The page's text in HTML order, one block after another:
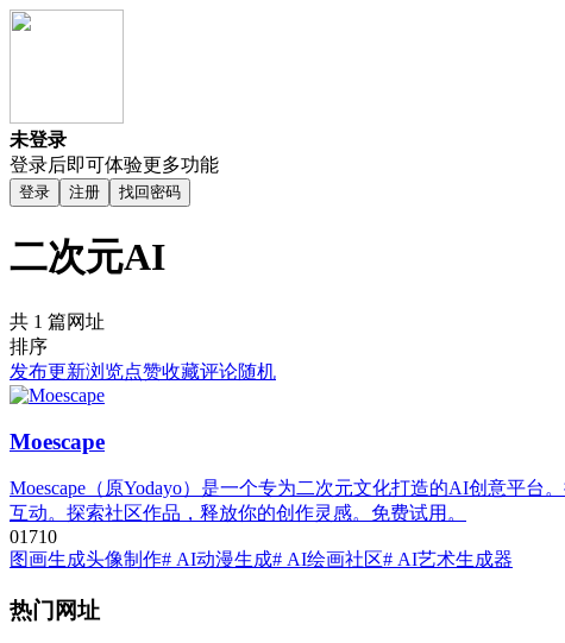
未登录
登录后即可体验更多功能
登录 注册 找回密码
二次元AI
共 1 篇网址
排序
发布更新浏览点赞收藏评论随机
Moescape
Moescape（原Yodayo）是一个专为二次元文化打造的AI创意平台
互动。探索社区作品，释放你的创作灵感。免费试用。
01710
图画生成头像制作# AI动漫生成# AI绘画社区# AI艺术生成器
热门网址